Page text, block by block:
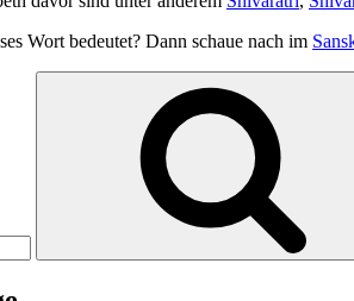
Wort bedeutet? Dann schaue nach im